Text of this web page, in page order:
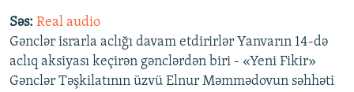
QANUNI DOĞRU
ARAŞDIRMA
MULTIMEDIA
Səs: Real audio
Gənclər israrla aclığı davam etdirirlər Yanvarın 14-də
aclıq aksiyası keçirən gənclərdən biri - «Yeni Fikir»
Gənclər Təşkilatının üzvü Elnur Məmmədovun səhhəti